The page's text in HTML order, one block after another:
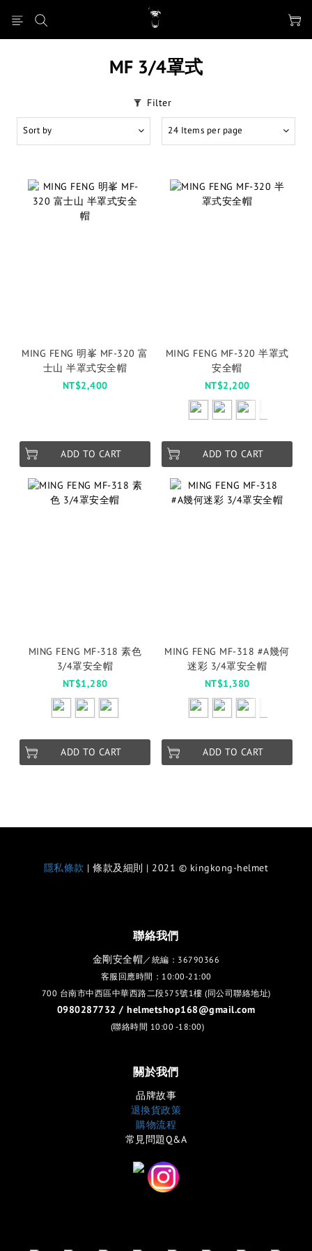
MF 3/4罩式
Filter
Sort by 24 Items per page
MING FENG 明峯 MF-320 富
士山 半罩式安全帽
NT$2,400
ADD TO CART
MING FENG MF-320 半罩式
安全帽
NT$2,200
ADD TO CART
MING FENG MF-318 素色
3/4罩安全帽
NT$1,280
ADD TO CART
MING FENG MF-318 #A幾何
迷彩 3/4罩安全帽
NT$1,380
ADD TO CART
隱私條款 | 條款及細則 | 2021 © kingkong-helmet
聯絡我們
金剛安全帽／統編：36790366
客服回應時間：10:00-21:00
700 台南市中西區中華西路二段575號1樓 (同公司聯絡地址)
0980287732 / helmetshop168@gmail.com
(聯絡時間 10:00 -18:00)
關於我們
品牌故事
退換貨政策
購物流程
常見問題Q&A